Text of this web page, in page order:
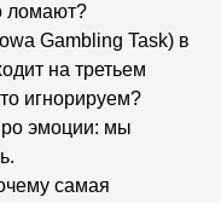
ломают?
Gambling Task) в
на третьем
игнорируем?
эмоции: мы
самая